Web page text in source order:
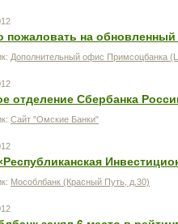
пожаловать на обновленный
Дополнительный офис Примсоцбанка
отделение Сбербанка
Сайт "Омские Банки"
Мособлбанк (Красный Путь, д.30)